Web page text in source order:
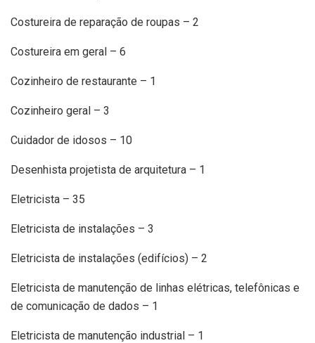
Costureira de reparação de roupas – 2
Costureira em geral – 6
Cozinheiro de restaurante – 1
Cozinheiro geral – 3
Cuidador de idosos – 10
Desenhista projetista de arquitetura – 1
Eletricista – 35
Eletricista de instalações – 3
Eletricista de instalações (edifícios) – 2
Eletricista de manutenção de linhas elétricas, telefônicas e
de comunicação de dados – 1
Eletricista de manutenção industrial – 1